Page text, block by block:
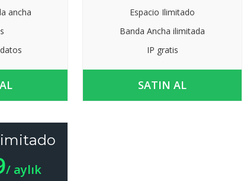
ancha
Espacio Ilimitado
Banda Ancha ilimitada
IP gratis
SATIN AL
/ aylık